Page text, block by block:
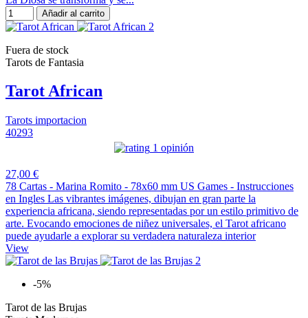
Añadir al carrito
Fuera de stock
Tarots de Fantasia
Tarot African
Tarots importacion
40293
1 opinión
27,00 €
78 Cartas - Marina Romito - 78x60 mm US Games - Instrucciones
en Ingles Las vibrantes imágenes, dibujan en gran parte la
experiencia africana, siendo representadas por un estilo primitivo de
arte. Evocando emociones de niñez universales, el Tarot africano
puede ayudarle a explorar su verdadera naturaleza interior
View
-5%
Tarot de las Brujas